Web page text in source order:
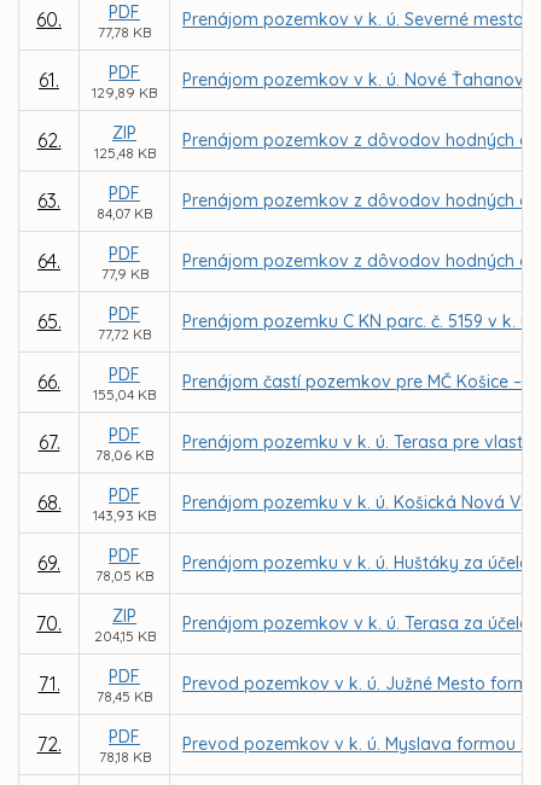
60. PDF
77,78 KB
Prenájom pozemkov v k. ú. Severné
61. PDF
129,89 KB
Prenájom pozemkov v k. ú. Nové
62. ZIP
125,48 KB
Prenájom pozemkov z dôvodov hodných
63. PDF
84,07 KB
Prenájom pozemkov z dôvodov hodných
64. PDF
77,9 KB
Prenájom pozemkov z dôvodov hodných
65. PDF
77,72 KB
Prenájom pozemku C KN parc. č. 5159 v k.
66. PDF
155,04 KB
Prenájom častí pozemkov pre MČ Košice –
67. PDF
78,06 KB
Prenájom pozemku v k. ú. Terasa pre
68. PDF
143,93 KB
Prenájom pozemku v k. ú. Košická Nová
69. PDF
78,05 KB
Prenájom pozemku v k. ú. Huštáky za
70. ZIP
204,15 KB
Prenájom pozemkov v k. ú. Terasa za
71. PDF
78,45 KB
Prevod pozemkov v k. ú. Južné Mesto
72. PDF
78,18 KB
Prevod pozemkov v k. ú. Myslava formou